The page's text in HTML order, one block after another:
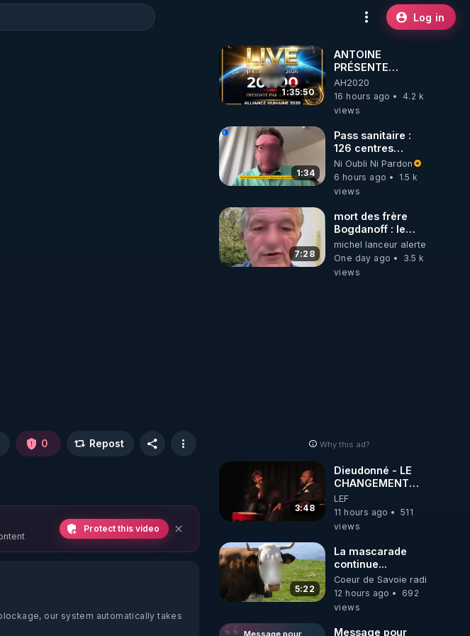
Log in
0 Repost
Protect this video
our system automatically takes
1:35:50
ANTOINE
PRÉSENTE
AH2020 LE LIVE
20H ***DU
06/08/2026***
AH2020
16 hours ago
4.2 k
views
1:34
Pass sanitaire :
126 centres
commerciaux
concernés par
l'obligation dans
Ni Oubli Ni Pardon
6 hours ago
1.5 k
views
7:28
mort des frère
Bogdanoff : le
mensonge d état
michel lanceur alerte
One day ago
3.5 k
views
Why this ad?
3:48
Dieudonné - LE
CHANGEMENT
C'EST
MAINTENANT
LEF
11 hours ago
511
views
5:22
La mascarade
continue...
Coeur de Savoie radioweb TV
12 hours ago
692
views
Message pour
Message pour